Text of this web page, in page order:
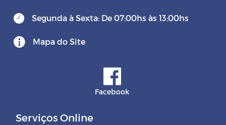
Segunda à Sexta: De 07:00hs às 13:00hs
Mapa do Site
Facebook
Serviços Online